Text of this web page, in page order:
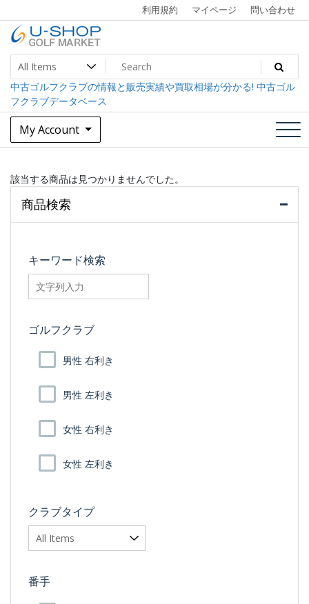
to
content
利用規約 マイページ 問い合わせ
U-SHOP Golf Market dev
中古ゴルフクラブ最大級！U-SHOPゴルフマーケット
中古ゴルフクラブの情報と販売実績や買取相場が分かる! 中古ゴル
フクラブデータベース
My Account
該当する商品は見つかりませんでした。
商品検索
キーワード検索
searchfilter_pro
ゴルフクラブ
男性 右利き
男性 左利き
女性 右利き
女性 左利き
クラブタイプ
番手